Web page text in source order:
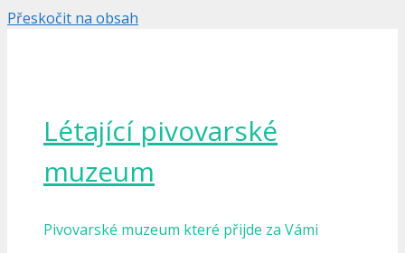
Přeskočit na obsah
Létající pivovarské
muzeum
Pivovarské muzeum které přijde za Vámi